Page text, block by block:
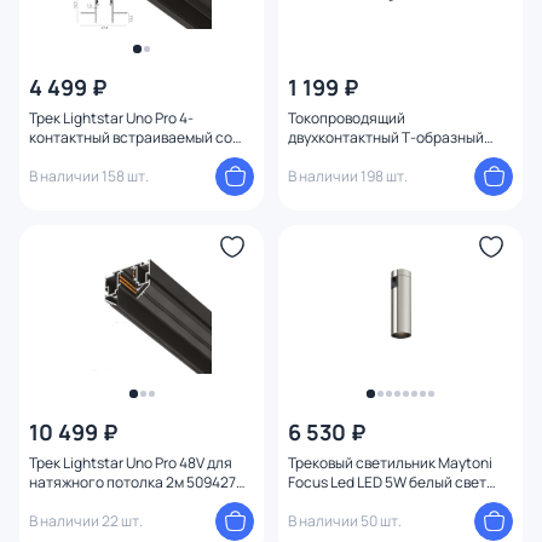
4 499 ₽
Трек Lightstar Uno Pro 4-
контактный встраиваемый со
509227P
В наличии 158 шт.
1 199 ₽
Токопроводящий
двухконтактный Т-образный
соединитель Lightstar Uno Pro к
509027(P)/509037P/509227(P)/5
В наличии 198 шт.
10 499 ₽
Трек Lightstar Uno Pro 48V для
натяжного потолка 2м 509427
В наличии 22 шт.
6 530 ₽
Трековый светильник Maytoni
Focus Led LED 5W белый свет
(4000К) TR143-1-5W4K-W-PT
В наличии 50 шт.